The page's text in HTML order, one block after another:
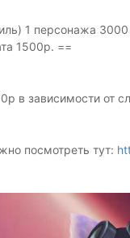
1 персонажа
1500р. ==
в зависимости от
посмотреть тут: